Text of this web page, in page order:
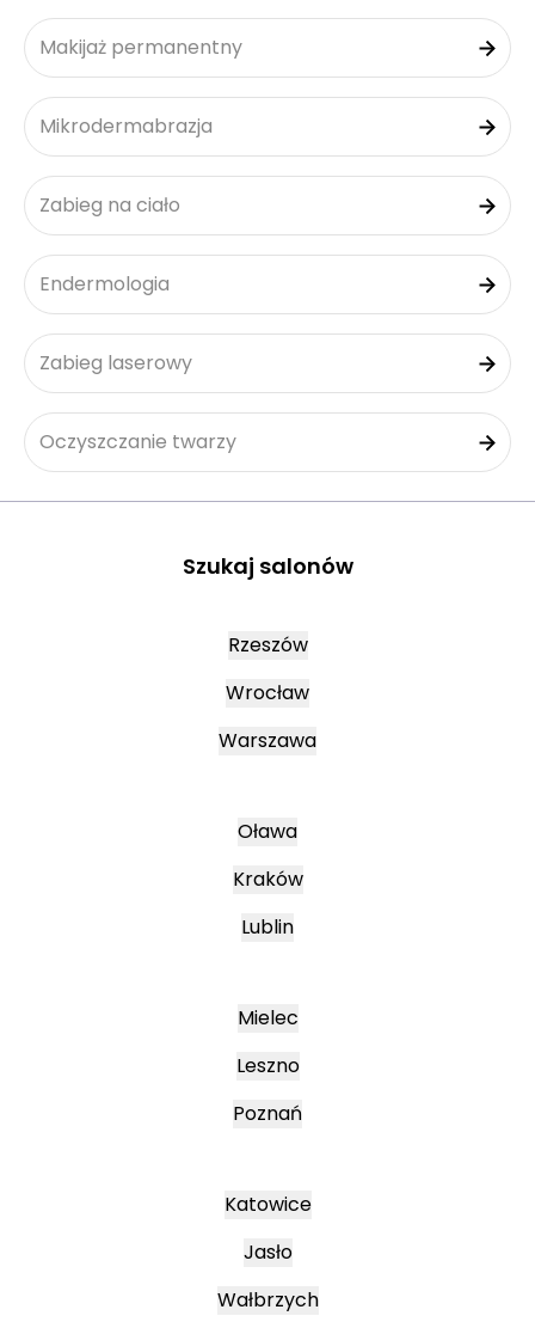
Makijaż permanentny
Mikrodermabrazja
Zabieg na ciało
Endermologia
Zabieg laserowy
Oczyszczanie twarzy
Szukaj salonów
Rzeszów
Wrocław
Warszawa
Oława
Kraków
Lublin
Mielec
Leszno
Poznań
Katowice
Jasło
Wałbrzych